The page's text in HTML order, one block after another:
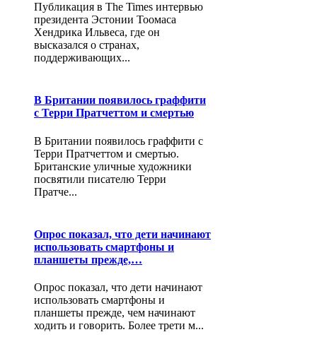
Публикация в The Times интервью
президента Эстонии Тоомаса
Хендрика Ильвеса, где он
высказался о странах,
поддерживающих...
В Британии появилось граффити
с Терри Пратчеттом и смертью
В Британии появилось граффити с
Терри Пратчеттом и смертью.
Британские уличные художники
посвятили писателю Терри
Пратче...
Опрос показал, что дети начинают
использовать смартфоны и
планшеты прежде,…
Опрос показал, что дети начинают
использовать смартфоны и
планшеты прежде, чем начинают
ходить и говорить. Более трети м...